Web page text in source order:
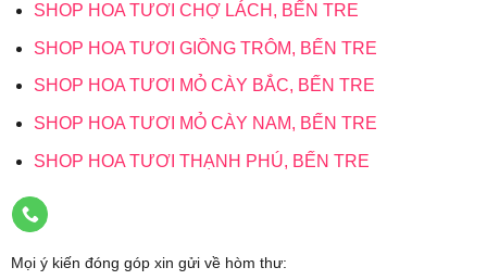
SHOP HOA TƯƠI CHỢ LÁCH, BẾN TRE
SHOP HOA TƯƠI GIỒNG TRÔM, BẾN TRE
SHOP HOA TƯƠI MỎ CÀY BẮC, BẾN TRE
SHOP HOA TƯƠI MỎ CÀY NAM, BẾN TRE
SHOP HOA TƯƠI THẠNH PHÚ, BẾN TRE
Mọi ý kiến đóng góp xin gửi về hòm thư: